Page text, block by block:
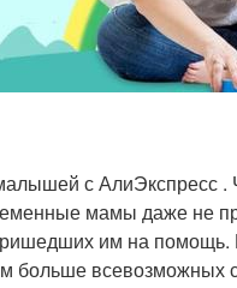
с АлиЭкспресс .
мамы даже не
им на
больше всевозможных